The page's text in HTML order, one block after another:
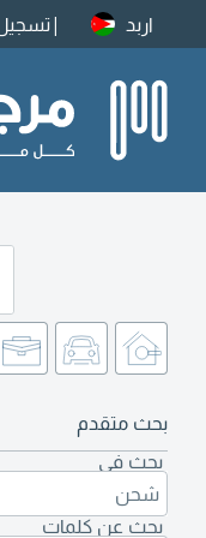
اربد
بحث متقدم
بحث في
شحن
بحث عن كلمات